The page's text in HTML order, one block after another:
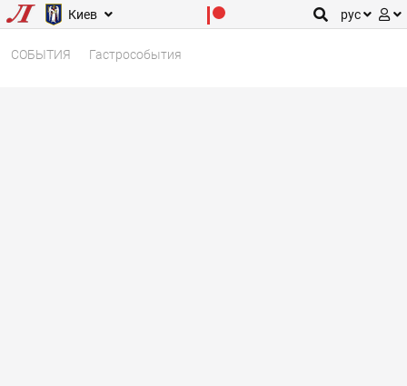
Киев рус
СОБЫТИЯ Гастрособытия